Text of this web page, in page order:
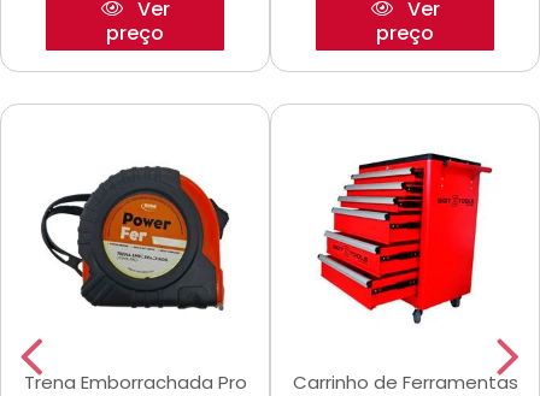
Ver
preço
Ver
preço
Trena Emborrachada Pro
Carrinho de Ferramentas